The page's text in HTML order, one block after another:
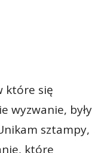
które się
wyzwanie, były
sztampy,
które